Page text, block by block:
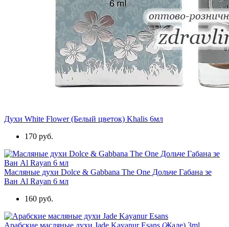
Духи White Flower (Белый цветок) Khalis 6мл
170 руб.
Масляные духи Dolce & Gabbana The One Дольче Габана зе
Ван Al Rayan 6 мл
160 руб.
Арабские масляные духи Jade Kayanur Esans (Жаде) 3ml